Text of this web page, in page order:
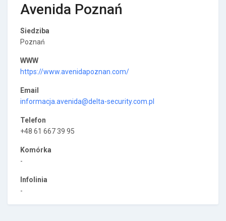
Avenida Poznań
Siedziba
Poznań
WWW
https://www.avenidapoznan.com/
Email
informacja.avenida@delta-security.com.pl
Telefon
+48 61 667 39 95
Komórka
-
Infolinia
-